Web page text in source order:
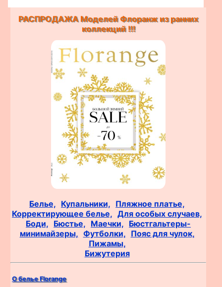
РАСПРОДАЖА Моделей Флоранж из ранних
коллекций !!!
Белье, Купальники, Пляжное платье,
Корректирующее белье, Для особых случаев,
Боди, Бюстье, Маечки, Бюстгальтеры-
минимайзеры, Футболки, Пояс для чулок,
Пижамы,
Бижутерия
О белье Florange